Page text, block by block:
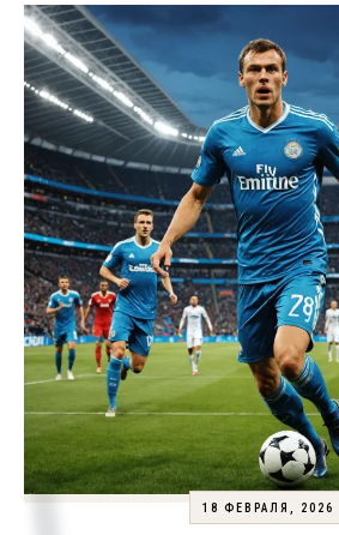
18 ФЕВРАЛЯ, 2026